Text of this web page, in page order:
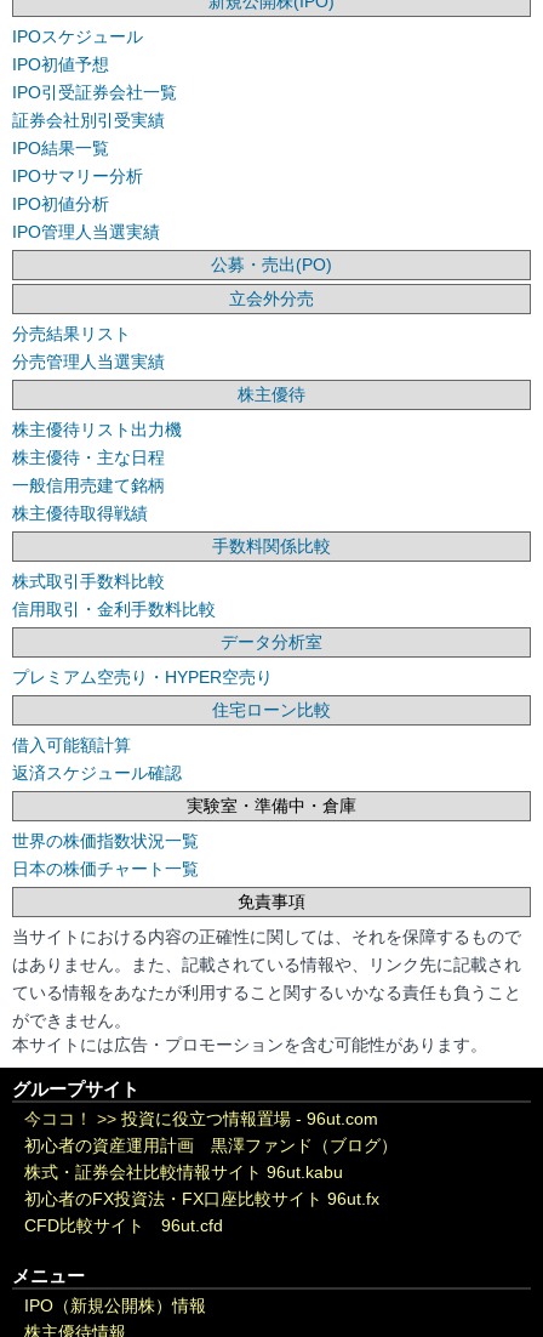
IPOスケジュール
IPO初値予想
IPO引受証券会社一覧
証券会社別引受実績
IPO結果一覧
IPOサマリー分析
IPO初値分析
IPO管理人当選実績
公募・売出(PO)
立会外分売
分売結果リスト
分売管理人当選実績
株主優待
株主優待リスト出力機
株主優待・主な日程
一般信用売建て銘柄
株主優待取得戦績
手数料関係比較
株式取引手数料比較
信用取引・金利手数料比較
データ分析室
プレミアム空売り・HYPER空売り
住宅ローン比較
借入可能額計算
返済スケジュール確認
実験室・準備中・倉庫
世界の株価指数状況一覧
日本の株価チャート一覧
免責事項
当サイトにおける内容の正確性に関しては、それを保障するもので
はありません。また、記載されている情報や、リンク先に記載され
ている情報をあなたが利用すること関するいかなる責任も負うこと
ができません。
本サイトには広告・プロモーションを含む可能性があります。
グループサイト
今ココ！ >> 投資に役立つ情報置場 - 96ut.com
初心者の資産運用計画 黒澤ファンド（ブログ）
株式・証券会社比較情報サイト 96ut.kabu
初心者のFX投資法・FX口座比較サイト 96ut.fx
CFD比較サイト 96ut.cfd
メニュー
IPO（新規公開株）情報
株主優待情報